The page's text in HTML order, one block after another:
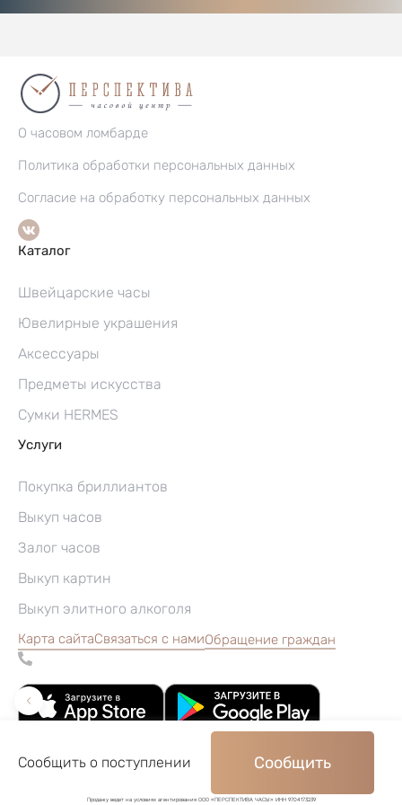
Сообщить о поступлении Сообщить
Продажу ведет на условиях агентирования ООО «ПЕРСПЕКТИВА ЧАСЫ» ИНН 9704173239
О часовом ломбарде
Политика обработки персональных данных
Согласие на обработку персональных данных
Каталог
Швейцарские часы
Ювелирные украшения
Аксессуары
Предметы искусства
Сумки HERMES
Услуги
Покупка бриллиантов
Выкуп часов
Залог часов
Выкуп картин
Выкуп элитного алкоголя
Карта сайтаСвязаться с намиОбращение граждан
©2004–2026, Часовой ломбард «Перспектива»